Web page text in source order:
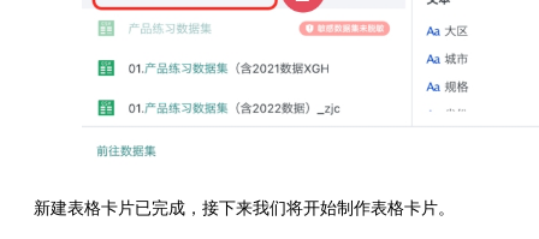
新建表格卡片已完成，接下来我们将开始制作表格卡片。